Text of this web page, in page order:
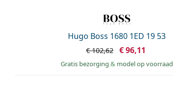
Hugo Boss 1680 1ED 19 53
€ 102,62 € 96,11
Gratis bezorging & model op voorraad